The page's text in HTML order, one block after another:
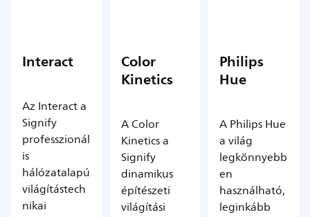
Interact
Az Interact a
Signify
professzionál
is
hálózatalapú
világítástech
nikai
Color
Kinetics
A Color
Kinetics a
Signify
dinamikus
építészeti
világítási
Philips
Hue
A Philips Hue
a világ
legkönnyebb
en
használható,
leginkább